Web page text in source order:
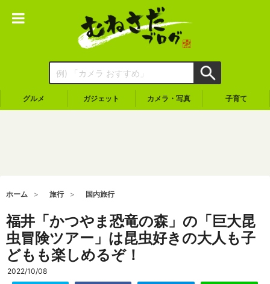
グルメ ガジェット カメラ・写真 子育て
ホーム 旅行 国内旅行
福井「かつやま恐竜の森」の「巨大昆
虫冒険ツアー」は昆虫好きの大人も子
どもも楽しめるぞ！
2022/10/08